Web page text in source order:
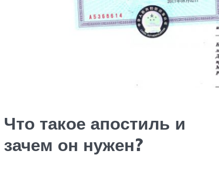
Что такое апостиль и
зачем он нужен?